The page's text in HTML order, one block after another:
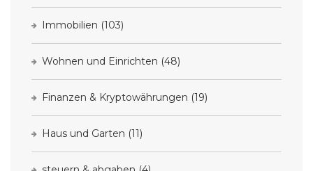
Immobilien (103)
Wohnen und Einrichten (48)
Finanzen & Kryptowährungen (19)
Haus und Garten (11)